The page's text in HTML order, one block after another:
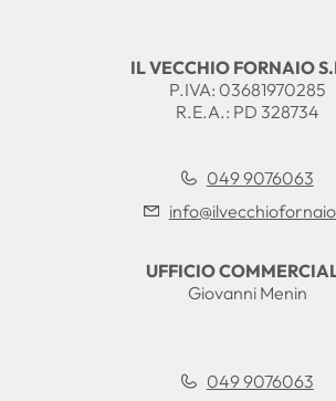
IL VECCHIO FORNAIO
P.IVA: 03681970285
R.E.A.: PD 328734
049 9076063
UFFICIO
Giovanni Menin
049 9076063